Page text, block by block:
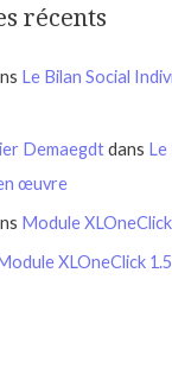
récents
Le Bilan Social
Demaegdtdans Le
œuvre
Module
XLOneClick 1.5